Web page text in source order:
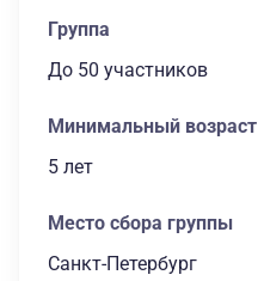
Группа
до 50 участников
Минимальный возраст
5 лет
Место сбора группы
Санкт-Петербург